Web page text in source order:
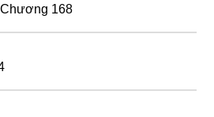
168